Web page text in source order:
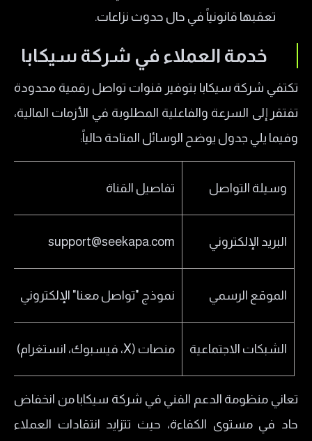
تعقبها قانونياً في حال حدوث نزاعات.
خدمة العملاء في شركة سيكابا
تكتفي شركة سيكابا بتوفير قنوات تواصل رقمية محدودة
تفتقر إلى السرعة والفاعلية المطلوبة في الأزمات المالية،
وفيما يلي جدول يوضح الوسائل المتاحة حالياً:
وسيلة التواصل تفاصيل القناة
البريد الإلكتروني support@seekapa.com
الموقع الرسمي نموذج "تواصل معنا" الإلكتروني
الشبكات الاجتماعية منصات (X، فيسبوك، انستغرام)
تعاني منظومة الدعم الفني في شركة سيكابا من انخفاض
حاد في مستوى الكفاءة، حيث تتزايد انتقادات العملاء